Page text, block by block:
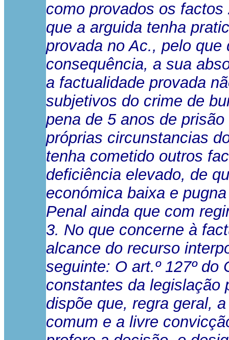
como provados os
que a arguida tenha
provada no Ac., pelo
consequência, a sua
a factualidade provada
subjetivos do crime de
pena de 5 anos de
próprias circunstancias
tenha cometido outros
deficiência elevado, de
económica baixa e
Penal ainda que com
3. No que concerne à
alcance do recurso
seguinte: O art.º 127º
constantes da legislação
dispõe que, regra geral,
comum e a livre